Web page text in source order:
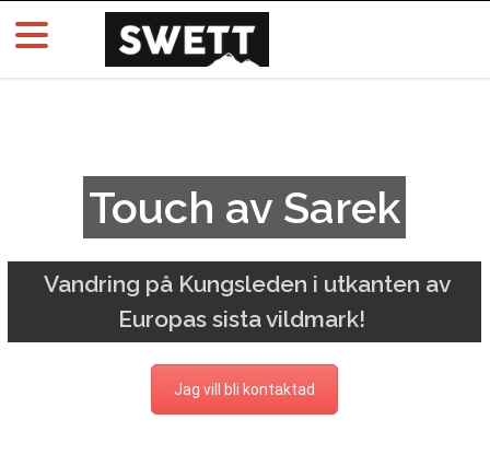
Touch av Sarek
Vandring på Kungsleden i utkanten av
Europas sista vildmark!
Jag vill bli kontaktad